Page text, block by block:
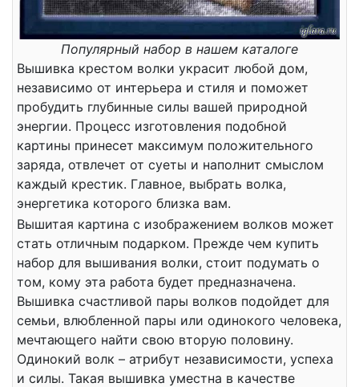
Популярный набор в нашем каталоге
Вышивка крестом волки украсит любой дом,
независимо от интерьера и стиля и поможет
пробудить глубинные силы вашей природной
энергии. Процесс изготовления подобной
картины принесет максимум положительного
заряда, отвлечет от суеты и наполнит смыслом
каждый крестик. Главное, выбрать волка,
энергетика которого близка вам.
Вышитая картина с изображением волков может
стать отличным подарком. Прежде чем купить
набор для вышивания волки, стоит подумать о
том, кому эта работа будет предназначена.
Вышивка счастливой пары волков подойдет для
семьи, влюбленной пары или одинокого человека,
мечтающего найти свою вторую половину.
Одинокий волк – атрибут независимости, успеха
и силы. Такая вышивка уместна в качестве